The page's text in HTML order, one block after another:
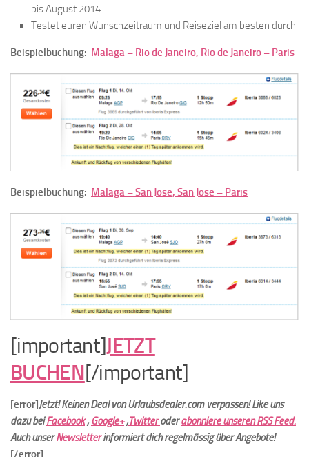
bis August 2014
Testet euren Wunschzeitraum und Reiseziel am besten durch
Beispielbuchung: Malaga – Rio de Janeiro, Rio de Janeiro – Paris
Beispielbuchung: Malaga – San Jose, San Jose – Paris
[important]JETZT
BUCHEN[/important]
[error]Jetzt! Keinen Deal von Urlaubsdealer.com verpassen!Like uns
dazu beiFacebook, Google+,Twitteroderabonniere unseren RSS Feed.
Auch unserNewsletterinformiert dich regelmässig über Angebote!
[/error]